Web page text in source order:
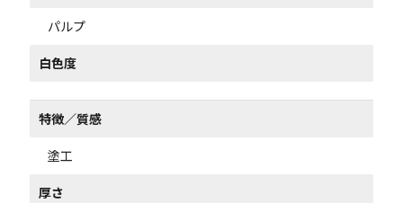
パルプ
白色度
特徴／質感
塗工
厚さ